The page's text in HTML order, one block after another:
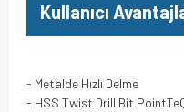
Kullanıcı
- Metalde Hızlı Delme
- HSS Twist Drill Bit